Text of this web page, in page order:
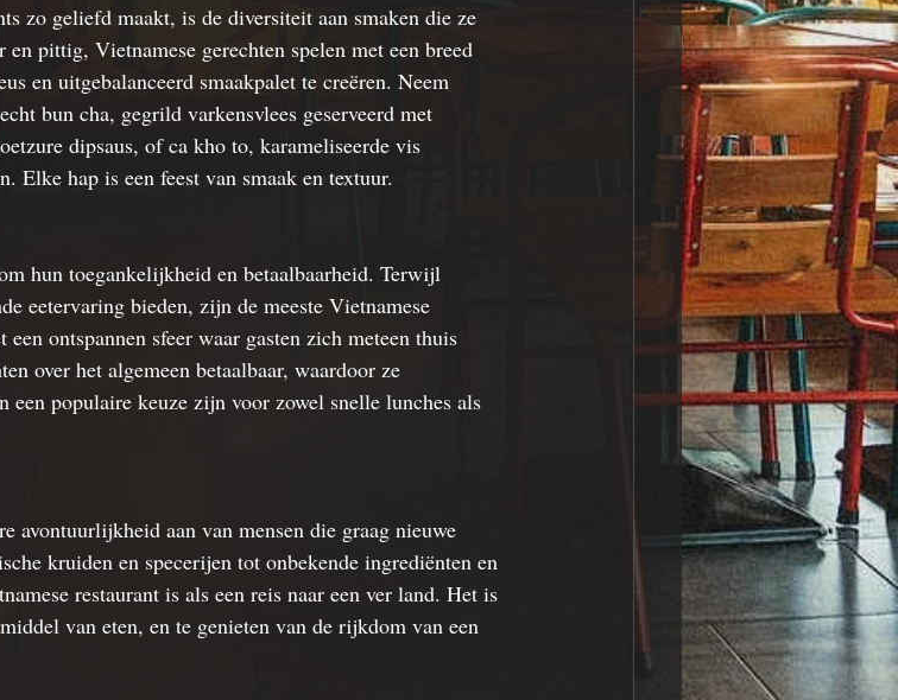
zo geliefd maakt, is de diversiteit aan smaken die ze
pittig, Vietnamese gerechten spelen met een breed
en uitgebalanceerd smaakpalet te creëren. Neem
bun cha, gegrild varkensvlees geserveerd met
dipsaus, of ca kho to, karameliseerde vis
Elke hap is een feest van smaak en textuur.
hun toegankelijkheid en betaalbaarheid. Terwijl
eetervaring bieden, zijn de meeste Vietnamese
ontspannen sfeer waar gasten zich meteen thuis
over het algemeen betaalbaar, waardoor ze
populaire keuze zijn voor zowel snelle lunches als
avontuurlijkheid aan van mensen die graag nieuwe
kruiden en specerijen tot onbekende ingrediënten en
restaurant is als een reis naar een ver land. Het is
van eten, en te genieten van de rijkdom van een